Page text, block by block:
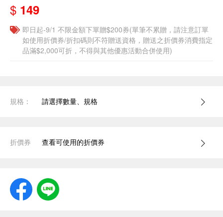
$ 149
即日起-9/1 不限金額下單贈$200券(單筆不累贈，請注意訂單
如使用折價券/折扣碼則不符贈送資格，贈送之折價券消費指定
品滿$2,000可折，不得與其他優惠活動合併使用)
規格： 請選擇數量、規格
折價券 查看可使用的折價券